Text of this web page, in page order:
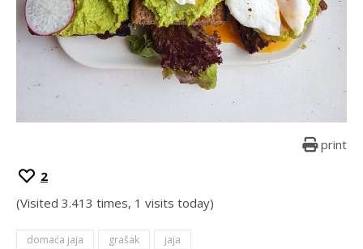
print
2
(Visited 3.413 times, 1 visits today)
domaća jaja grašak jaja